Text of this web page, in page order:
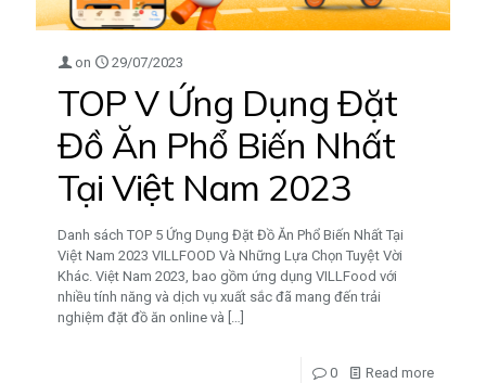
on 29/07/2023
TOP V Ứng Dụng Đặt
Đồ Ăn Phổ Biến Nhất
Tại Việt Nam 2023
Danh sách TOP 5 Ứng Dụng Đặt Đồ Ăn Phổ Biến Nhất Tại
Việt Nam 2023 VILLFOOD Và Những Lựa Chọn Tuyệt Vời
Khác. Việt Nam 2023, bao gồm ứng dụng VILLFood với
nhiều tính năng và dịch vụ xuất sắc đã mang đến trải
nghiệm đặt đồ ăn online và […]
0 Read more